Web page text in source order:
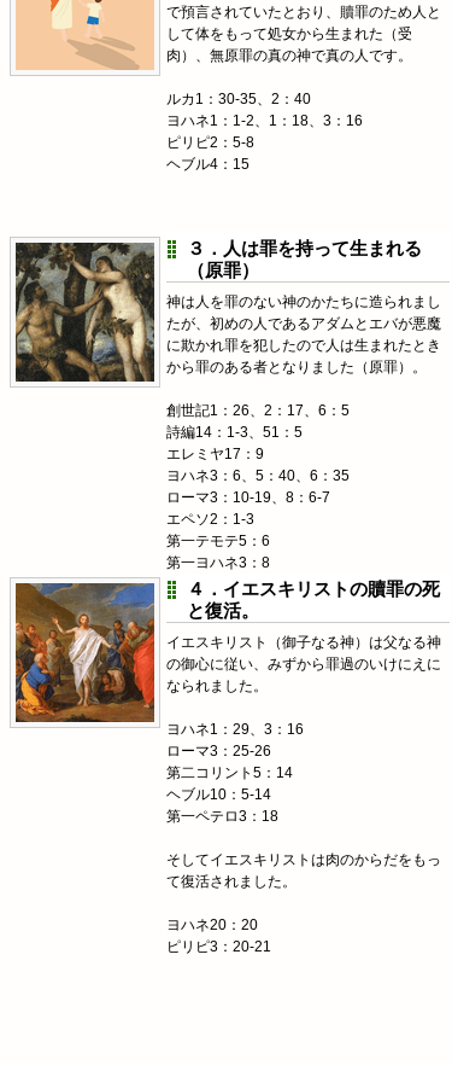
で預言されていたとおり、贖罪のため人と
して体をもって処女から生まれた（受
肉）、無原罪の真の神で真の人です。
ルカ1：30-35、2：40
ヨハネ1：1-2、1：18、3：16
ピリピ2：5-8
ヘブル4：15
３．人は罪を持って生まれる
（原罪）
神は人を罪のない神のかたちに造られまし
たが、初めの人であるアダムとエバが悪魔
に欺かれ罪を犯したので人は生まれたとき
から罪のある者となりました（原罪）。
創世記1：26、2：17、6：5
詩編14：1-3、51：5
エレミヤ17：9
ヨハネ3：6、5：40、6：35
ローマ3：10-19、8：6-7
エペソ2：1-3
第一テモテ5：6
第一ヨハネ3：8
４．イエスキリストの贖罪の死
と復活。
イエスキリスト（御子なる神）は父なる神
の御心に従い、みずから罪過のいけにえに
なられました。
ヨハネ1：29、3：16
ローマ3：25-26
第二コリント5：14
ヘブル10：5-14
第一ペテロ3：18
そしてイエスキリストは肉のからだをもっ
て復活されました。
ヨハネ20：20
ピリピ3：20-21